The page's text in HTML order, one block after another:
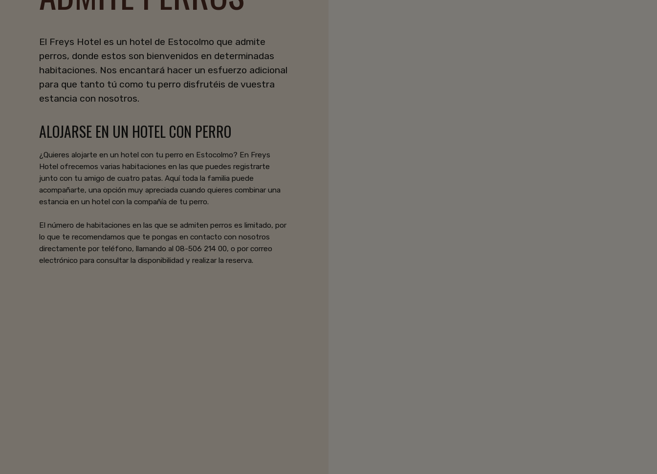
El Freys Hotel es un hotel de Estocolmo que admite
perros, donde estos son bienvenidos en determinadas
habitaciones. Nos encantará hacer un esfuerzo adicional
para que tanto tú como tu perro disfrutéis de vuestra
estancia con nosotros.
ALOJARSE EN UN HOTEL CON PERRO
¿Quieres alojarte en un hotel con tu perro en Estocolmo? En Freys
Hotel ofrecemos varias habitaciones en las que puedes registrarte
junto con tu amigo de cuatro patas. Aquí toda la familia puede
acompañarte, una opción muy apreciada cuando quieres combinar una
estancia en un hotel con la compañía de tu perro.
El número de habitaciones en las que se admiten perros es limitado, por
lo que te recomendamos que te pongas en contacto con nosotros
directamente por teléfono, llamando al 08-506 214 00, o por correo
electrónico para consultar la disponibilidad y realizar la reserva.